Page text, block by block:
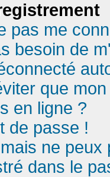
pas me
besoin de
que
en ligne ?
de passe !
ne peux
dans le